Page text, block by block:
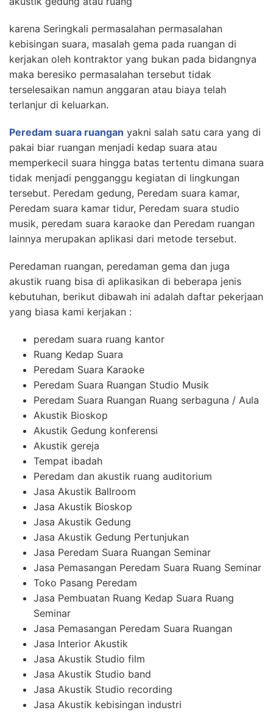
karena Seringkali permasalahan permasalahan
kebisingan suara, masalah gema pada ruangan di
kerjakan oleh kontraktor yang bukan pada bidangnya
maka beresiko permasalahan tersebut tidak
terselesaikan namun anggaran atau biaya telah
terlanjur di keluarkan.
Peredam suara ruangan yakni salah satu cara yang di
pakai biar ruangan menjadi kedap suara atau
memperkecil suara hingga batas tertentu dimana suara
tidak menjadi pengganggu kegiatan di lingkungan
tersebut. Peredam gedung, Peredam suara kamar,
Peredam suara kamar tidur, Peredam suara studio
musik, peredam suara karaoke dan Peredam ruangan
lainnya merupakan aplikasi dari metode tersebut.
Peredaman ruangan, peredaman gema dan juga
akustik ruang bisa di aplikasikan di beberapa jenis
kebutuhan, berikut dibawah ini adalah daftar pekerjaan
yang biasa kami kerjakan :
peredam suara ruang kantor
Ruang Kedap Suara
Peredam Suara Karaoke
Peredam Suara Ruangan Studio Musik
Peredam Suara Ruangan Ruang serbaguna / Aula
Akustik Bioskop
Akustik Gedung konferensi
Akustik gereja
Tempat ibadah
Peredam dan akustik ruang auditorium
Jasa Akustik Ballroom
Jasa Akustik Bioskop
Jasa Akustik Gedung
Jasa Akustik Gedung Pertunjukan
Jasa Peredam Suara Ruangan Seminar
Jasa Pemasangan Peredam Suara Ruang Seminar
Toko Pasang Peredam
Jasa Pembuatan Ruang Kedap Suara Ruang
Seminar
Jasa Pemasangan Peredam Suara Ruangan
Jasa Interior Akustik
Jasa Akustik Studio film
Jasa Akustik Studio band
Jasa Akustik Studio recording
Jasa Akustik kebisingan industri